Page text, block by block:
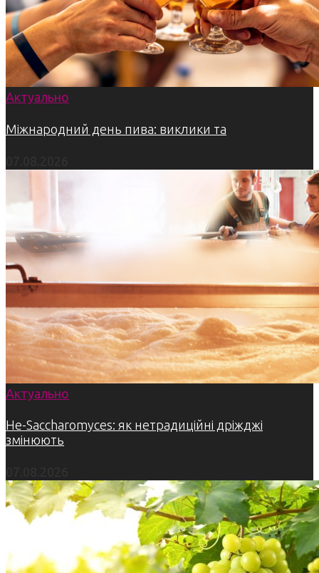
Актуально
Міжнародний день пива: виклики та
Актуально
Не-Saccharomyces: як нетрадиційні дріжджі
змінюють